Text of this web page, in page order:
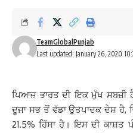
Last updated: January 26, 2020
TeamGlobalPunjab
ਪਿਆਜ਼ ਭਾਰਤ ਦੀ ਇਕ ਮੁੱਖ ਸਬਜ਼ੀ
ਦੂਜਾ ਸਭ ਤੋਂ ਵੱਡਾ ਉਤਪਾਦਕ ਦੇਸ਼ ਹੈ,
21.5% ਹਿੱਸਾ ਹੈ। ਇਸ ਦੀ ਕਾਸ਼ਤ